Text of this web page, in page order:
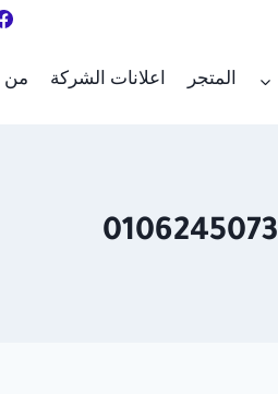
المتجر اعلانات الشركة من